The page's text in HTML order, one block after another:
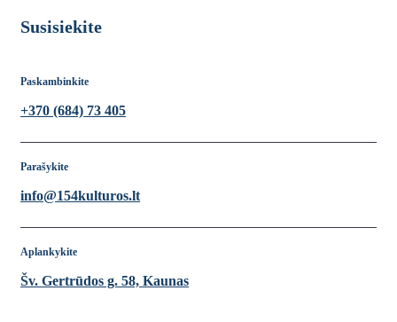
Susisiekite
Paskambinkite
+370 (684) 73 405
Parašykite
info@154kulturos.lt
Aplankykite
Šv. Gertrūdos g. 58, Kaunas